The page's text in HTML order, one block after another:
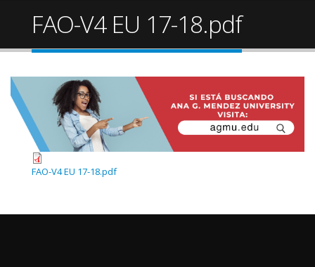
FAO-V4 EU 17-18.pdf
FAO-V4 EU 17-18.pdf